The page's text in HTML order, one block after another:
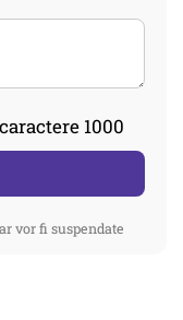
1000
vor fi suspendate